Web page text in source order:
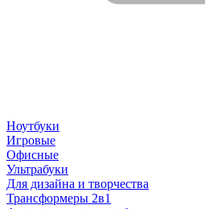
Ноутбуки
Игровые
Офисные
Ультрабуки
Для дизайна и творчества
Трансформеры 2в1